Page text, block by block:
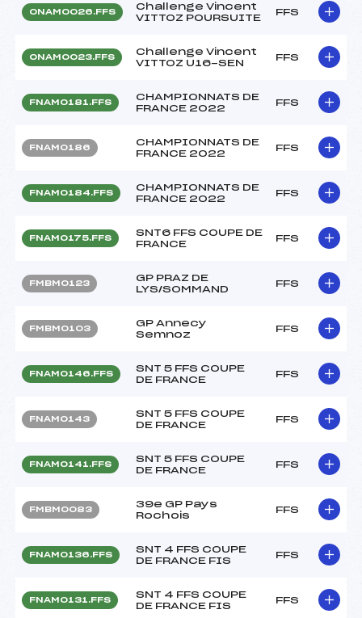
ONAM0026.FFS
Challenge Vincent
VITTOZ POURSUITE
FFS
ONAM0023.FFS
Challenge Vincent
VITTOZ U16-SEN
FFS
FNAM0181.FFS
CHAMPIONNATS DE
FRANCE 2022
FFS
FNAM0186
CHAMPIONNATS DE
FRANCE 2022
FFS
FNAM0184.FFS
CHAMPIONNATS DE
FRANCE 2022
FFS
FNAM0175.FFS
SNT6 FFS COUPE DE
FRANCE
FFS
FMBM0123
GP PRAZ DE
LYS/SOMMAND
FFS
FMBM0103
GP Annecy
Semnoz
FFS
FNAM0146.FFS
SNT 5 FFS COUPE
DE FRANCE
FFS
FNAM0143
SNT 5 FFS COUPE
DE FRANCE
FFS
FNAM0141.FFS
SNT 5 FFS COUPE
DE FRANCE
FFS
FMBM0083
39e GP Pays
Rochois
FFS
FNAM0136.FFS
SNT 4 FFS COUPE
DE FRANCE FIS
FFS
FNAM0131.FFS
SNT 4 FFS COUPE
DE FRANCE FIS
FFS